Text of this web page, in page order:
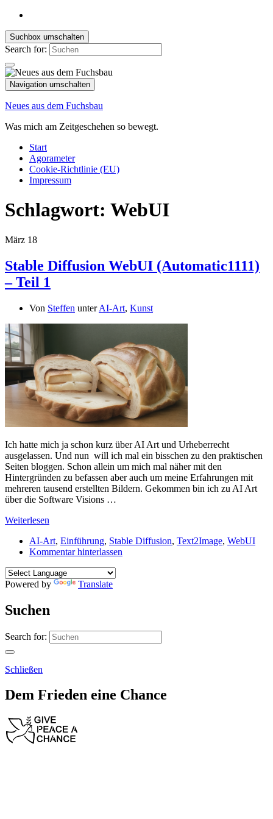
Suchbox umschalten
Search for:
Navigation umschalten
Neues aus dem Fuchsbau
Was mich am Zeitgeschehen so bewegt.
Start
Agorameter
Cookie-Richtlinie (EU)
Impressum
Schlagwort: WebUI
März 18
Stable Diffusion WebUI (Automatic1111)
– Teil 1
Von Steffen unterAI-Art, Kunst
Ich hatte mich ja schon kurz über AI Art und Urheberrecht
ausgelassen. Und nun will ich mal ein bisschen zu den praktischen
Seiten bloggen. Schon allein um mich mal näher mit den
Hintergründen zu befassen aber auch um meine Erfahrungen mit
mehreren tausend erstellten Bildern. Gekommen bin ich zu AI Art
über die Software Visions …
Weiterlesen
AI-Art, Einführung, Stable Diffusion, Text2Image, WebUI
Kommentar hinterlassen
Powered by Translate
Suchen
Search for:
Schließen
Dem Frieden eine Chance